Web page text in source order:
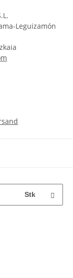
Leguizamón
Stk